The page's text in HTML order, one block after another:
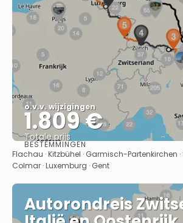
o.v.v. wijzigingen
1.809 €
Totale prijs
Bekijk
BESTEMMINGEN
Flachau · Kitzbühel · Garmisch-Partenkirchen
Colmar · Luxemburg · Gent
Autorondreis